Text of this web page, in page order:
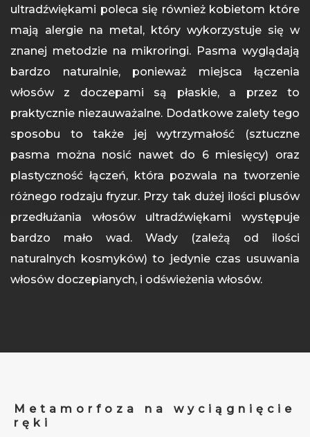
ultradźwiękami poleca się również kobietom które
mają alergie na metal, który wykorzystuje się w
znanej metodzie na mikroringi. Pasma wyglądają
bardzo naturalnie, ponieważ miejsca łączenia
włosów z doczepami są płaskie, a przez to
praktycznie niezauważalne. Dodatkowe zalety tego
sposobu to także jej wytrzymałość (sztuczne
pasma można nosić nawet do 6 miesięcy) oraz
plastyczność łączeń, która pozwala na tworzenie
różnego rodzaju fryzur. Przy tak dużej ilości plusów
przedłużania włosów ultradźwiękami występuje
bardzo mało wad. Wady (zależą od ilości
naturalnych kosmyków) to jedynie czas usuwania
włosów doczepianych, i odświeżenia włosów.
Metamorfoza na wyciągnięcie
ręki